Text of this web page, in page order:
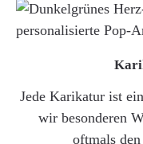
Jede Karikatur ist
wir besonderen
oftmals